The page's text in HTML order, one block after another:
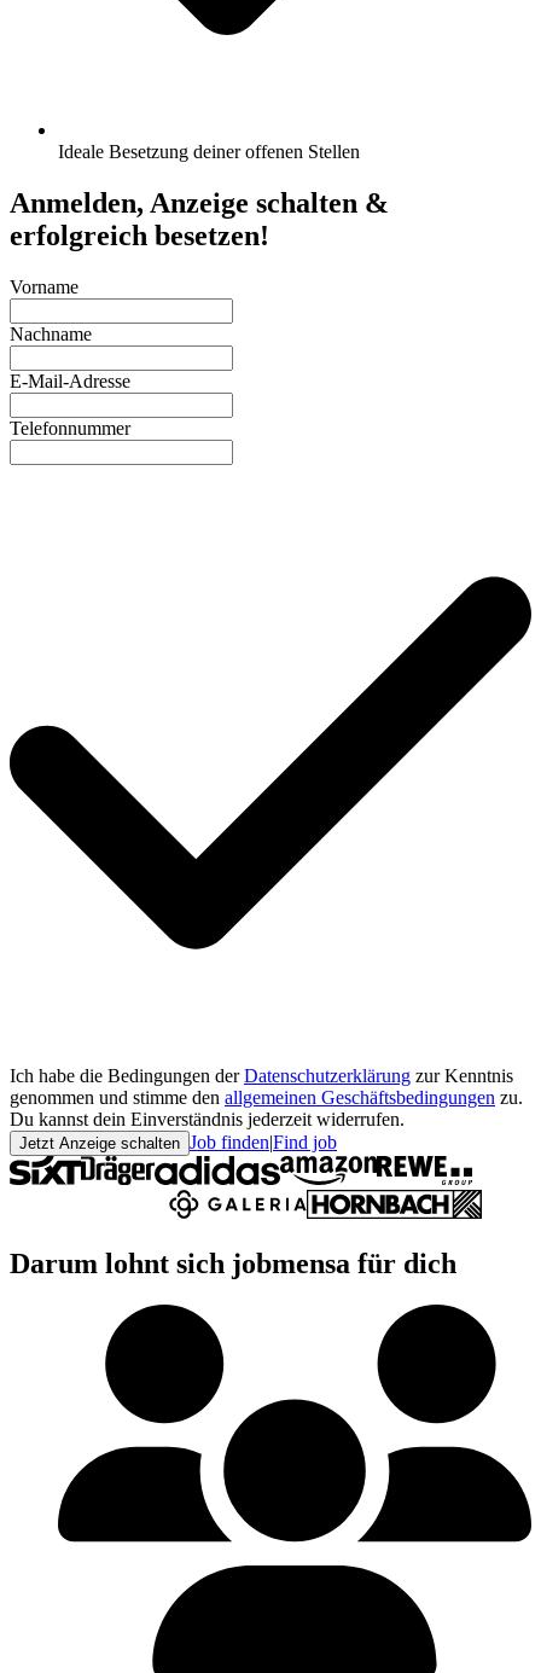
Ideale Besetzung deiner offenen Stellen
Anmelden, Anzeige schalten &
erfolgreich besetzen!
Vorname
Nachname
E-Mail-Adresse
Telefonnummer
Ich habe die Bedingungen der Datenschutzerklärung zur Kenntnis
genommen und stimme den allgemeinen Geschäftsbedingungen zu.
Du kannst dein Einverständnis jederzeit widerrufen.
Jetzt Anzeige schalten Job finden|Find job
Darum lohnt sich jobmensa für dich